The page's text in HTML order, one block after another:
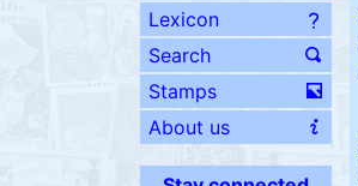
Lexicon
Search
Stamps
About us